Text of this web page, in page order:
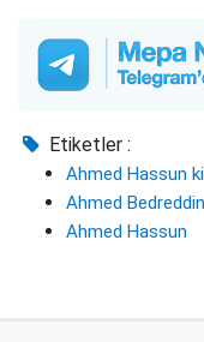
Etiketler :
Ahmed Hassun
Ahmed
Ahmed Hassun